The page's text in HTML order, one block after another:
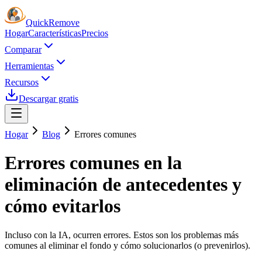
QuickRemove
HogarCaracterísticasPrecios
Comparar
Herramientas
Recursos
Descargar gratis
Hogar Blog Errores comunes
Errores comunes en la
eliminación de antecedentes y
cómo evitarlos
Incluso con la IA, ocurren errores. Estos son los problemas más
comunes al eliminar el fondo y cómo solucionarlos (o prevenirlos).